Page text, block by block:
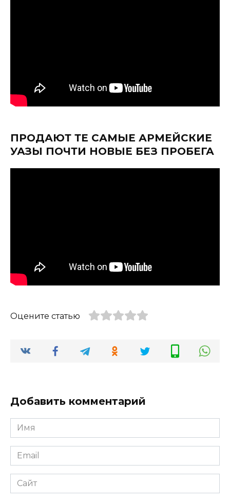
ПРОДАЮТ ТЕ САМЫЕ АРМЕЙСКИЕ
УАЗЫ ПОЧТИ НОВЫЕ БЕЗ ПРОБЕГА
Оцените статью
Добавить комментарий
Имя
*
Email
*
Сайт